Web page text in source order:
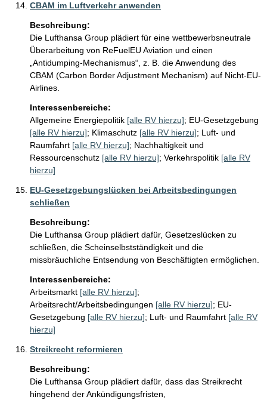
CBAM im Luftverkehr anwenden
Beschreibung:
Die Lufthansa Group plädiert für eine wettbewerbsneutrale
Überarbeitung von ReFuelEU Aviation und einen
„Antidumping-Mechanismus“, z. B. die Anwendung des
CBAM (Carbon Border Adjustment Mechanism) auf Nicht-EU-
Airlines.
Interessenbereiche:
Allgemeine Energiepolitik [alle RV hierzu]; EU-Gesetzgebung
[alle RV hierzu]; Klimaschutz [alle RV hierzu]; Luft- und
Raumfahrt [alle RV hierzu]; Nachhaltigkeit und
Ressourcenschutz [alle RV hierzu]; Verkehrspolitik [alle RV
hierzu]
EU-Gesetzgebungslücken bei Arbeitsbedingungen
schließen
Beschreibung:
Die Lufthansa Group plädiert dafür, Gesetzeslücken zu
schließen, die Scheinselbstständigkeit und die
missbräuchliche Entsendung von Beschäftigten ermöglichen.
Interessenbereiche:
Arbeitsmarkt [alle RV hierzu];
Arbeitsrecht/Arbeitsbedingungen [alle RV hierzu]; EU-
Gesetzgebung [alle RV hierzu]; Luft- und Raumfahrt [alle RV
hierzu]
Streikrecht reformieren
Beschreibung:
Die Lufthansa Group plädiert dafür, dass das Streikrecht
hingehend der Ankündigungsfristen,